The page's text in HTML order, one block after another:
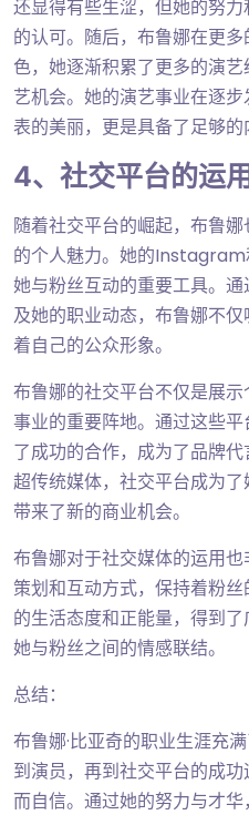
还显得有些生涩，但她的努
的认可。随后，布鲁娜在更
色，她逐渐积累了更多的演
艺机会。她的演艺事业在逐
表的美丽，更是具备了足够的
4、社交平台的运
随着社交平台的崛起，布鲁
的个人魅力。她的Instagram
她与粉丝互动的重要工具。
及她的职业动态，布鲁娜不
着自己的公众形象。
布鲁娜的社交平台不仅是展
事业的重要阵地。通过这些
了成功的合作，成为了品牌
超传统媒体，社交平台成为
带来了新的商业机会。
布鲁娜对于社交媒体的运用
策划和互动方式，保持着粉
的生活态度和正能量，得到
她与粉丝之间的情感联结。
总结：
布鲁娜·比亚奇的职业生涯充
到演员，再到社交平台的成
而自信。通过她的努力与才